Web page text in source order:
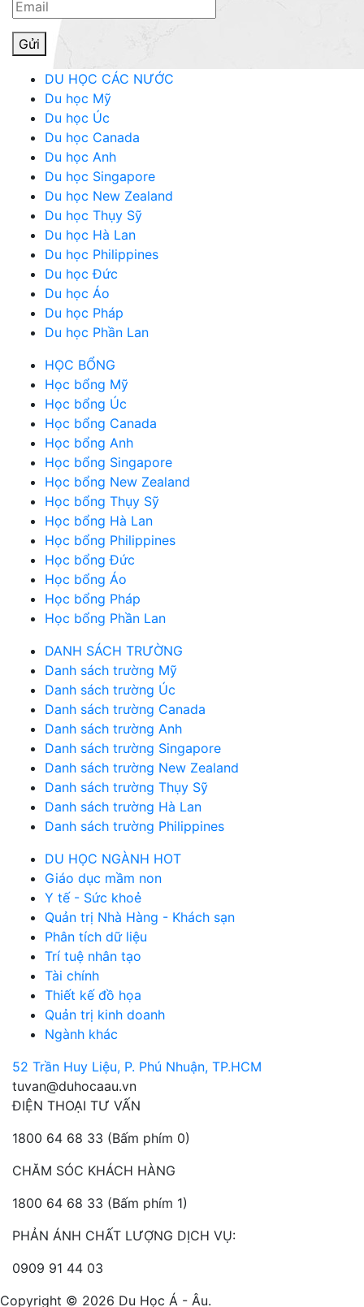
Gửi
DU HỌC CÁC NƯỚC
Du học Mỹ
Du học Úc
Du học Canada
Du học Anh
Du học Singapore
Du học New Zealand
Du học Thụy Sỹ
Du học Hà Lan
Du học Philippines
Du học Đức
Du học Áo
Du học Pháp
Du học Phần Lan
HỌC BỔNG
Học bổng Mỹ
Học bổng Úc
Học bổng Canada
Học bổng Anh
Học bổng Singapore
Học bổng New Zealand
Học bổng Thụy Sỹ
Học bổng Hà Lan
Học bổng Philippines
Học bổng Đức
Học bổng Áo
Học bổng Pháp
Học bổng Phần Lan
DANH SÁCH TRƯỜNG
Danh sách trường Mỹ
Danh sách trường Úc
Danh sách trường Canada
Danh sách trường Anh
Danh sách trường Singapore
Danh sách trường New Zealand
Danh sách trường Thụy Sỹ
Danh sách trường Hà Lan
Danh sách trường Philippines
DU HỌC NGÀNH HOT
Giáo dục mầm non
Y tế - Sức khoẻ
Quản trị Nhà Hàng - Khách sạn
Phân tích dữ liệu
Trí tuệ nhân tạo
Tài chính
Thiết kế đồ họa
Quản trị kinh doanh
Ngành khác
52 Trần Huy Liệu, P. Phú Nhuận, TP.HCM
tuvan@duhocaau.vn
ĐIỆN THOẠI TƯ VẤN
1800 64 68 33 (Bấm phím 0)
CHĂM SÓC KHÁCH HÀNG
1800 64 68 33 (Bấm phím 1)
PHẢN ÁNH CHẤT LƯỢNG DỊCH VỤ:
0909 91 44 03
Copyright © 2026 Du Học Á - Âu.